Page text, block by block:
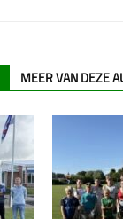
MEER VAN DEZE